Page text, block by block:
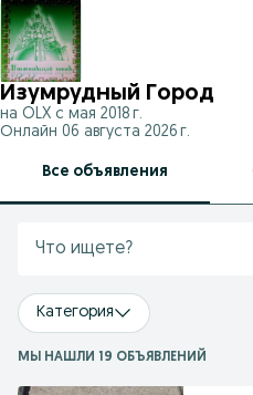
Изумрудный Город
на OLX с мая 2018 г.
Онлайн 06 августа 2026 г.
Все объявления
Категория
МЫ НАШЛИ 19 ОБЪЯВЛЕНИЙ